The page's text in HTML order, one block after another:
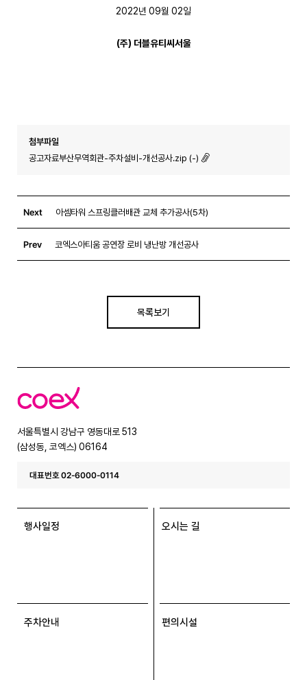
2022년 09월 02일
(주) 더블유티씨서울
첨부파일
공고자료부산무역회관-주차설비-개선공사.zip (-)
Next 아셈타워 스프링클러배관 교체 추가공사(5차)
Prev 코엑스아티움 공연장 로비 냉난방 개선공사
목록보기
코
엑
서울특별시 강남구 영동대로 513
(삼성동, 코엑스) 06164
대표번호 02-6000-0114
행사일정 오시는 길
주차안내 편의시설